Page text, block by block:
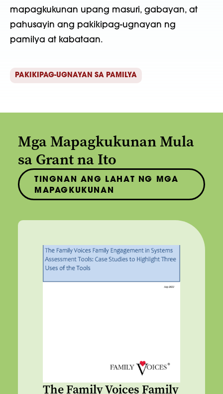
mapagkukunan upang masuri, gabayan, at
pahusayin ang pakikipag-ugnayan ng
pamilya at kabataan.
PAKIKIPAG-UGNAYAN SA PAMILYA
Mga Mapagkukunan Mula
sa Grant na Ito
TINGNAN ANG LAHAT NG MGA
MAPAGKUKUNAN
The Family Voices Family